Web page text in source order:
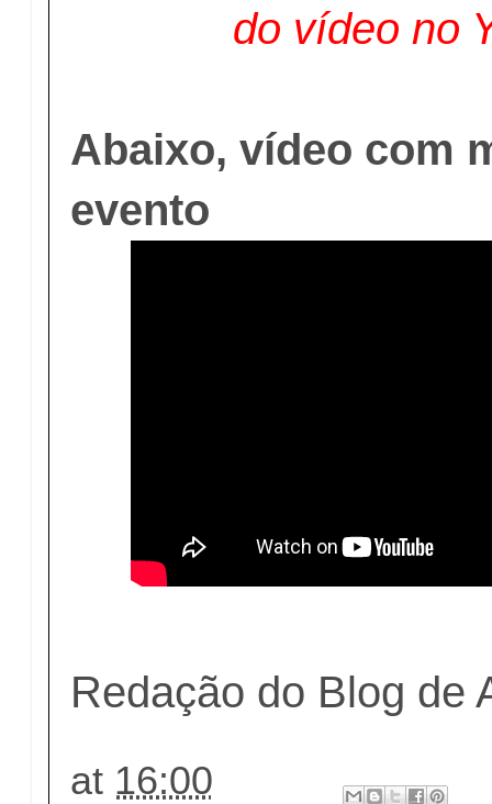
do vídeo no
Abaixo, vídeo com
evento
Redação do Blog de
at 16:00